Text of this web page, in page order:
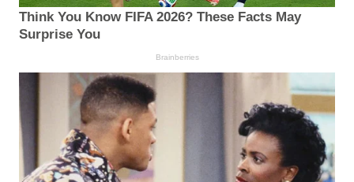
Think You Know FIFA 2026? These Facts May
Surprise You
Brainberries